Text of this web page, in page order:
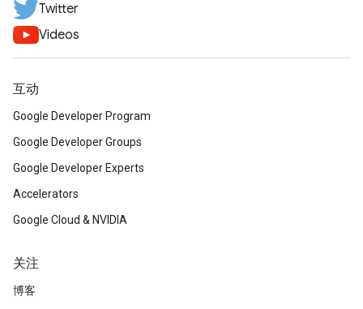
Twitter
Videos
互动
Google Developer Program
Google Developer Groups
Google Developer Experts
Accelerators
Google Cloud & NVIDIA
关注
博客